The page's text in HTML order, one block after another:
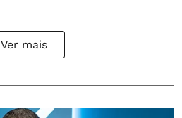
Ver mais